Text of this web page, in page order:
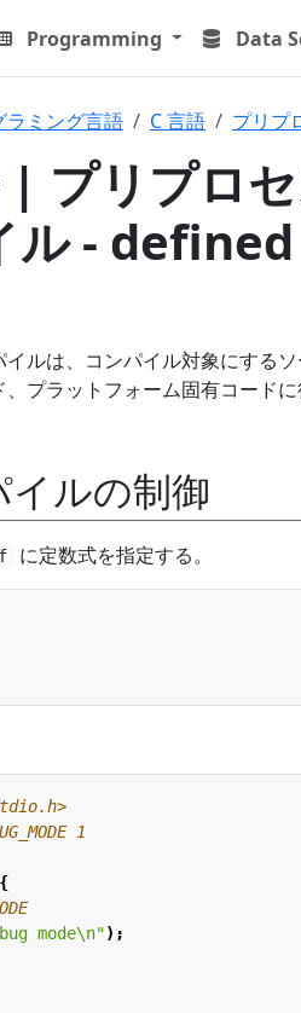
Programming Data
ラミング言語 C 言語 プリプ
| プリプロ
ル - defined
ルは、コンパイル対象にする
プラットフォーム固有コードに
イルの制御
に定数式を指定する。
{
mode\n");